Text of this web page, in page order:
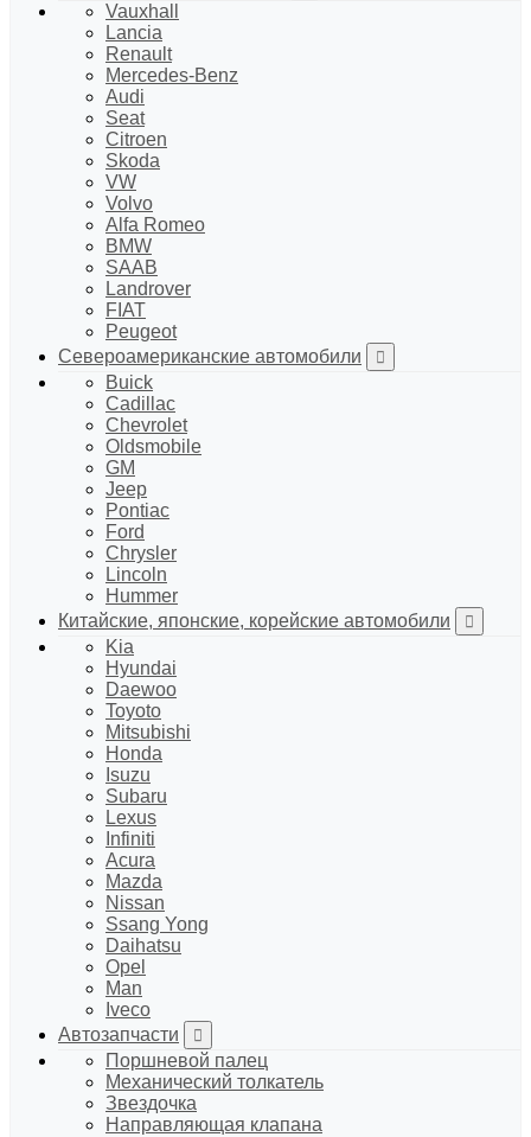
Vauxhall
Lancia
Renault
Mercedes-Benz
Audi
Seat
Citroen
Skoda
VW
Volvo
Alfa Romeo
BMW
SAAB
Landrover
FIAT
Peugeot
Североамериканские автомобили
Buick
Cadillac
Chevrolet
Oldsmobile
GM
Jeep
Pontiac
Ford
Chrysler
Lincoln
Hummer
Китайские, японские, корейские автомобили
Kia
Hyundai
Daewoo
Toyoto
Mitsubishi
Honda
Isuzu
Subaru
Lexus
Infiniti
Acura
Mazda
Nissan
Ssang Yong
Daihatsu
Opel
Man
Iveco
Автозапчасти
Поршневой палец
Механический толкатель
Звездочка
Направляющая клапана